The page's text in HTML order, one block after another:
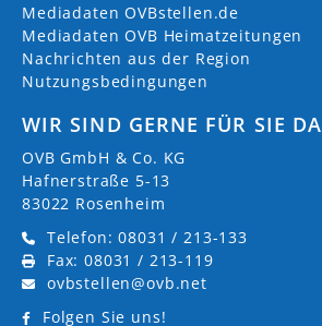
Mediadaten OVBstellen.de
Mediadaten OVB Heimatzeitungen
Nachrichten aus der Region
Nutzungsbedingungen
WIR SIND GERNE FÜR SIE DA
OVB GmbH & Co. KG
Hafnerstraße 5-13
83022 Rosenheim
Telefon: 08031 / 213-133
Fax: 08031 / 213-119
ovbstellen@ovb.net
Folgen Sie uns!